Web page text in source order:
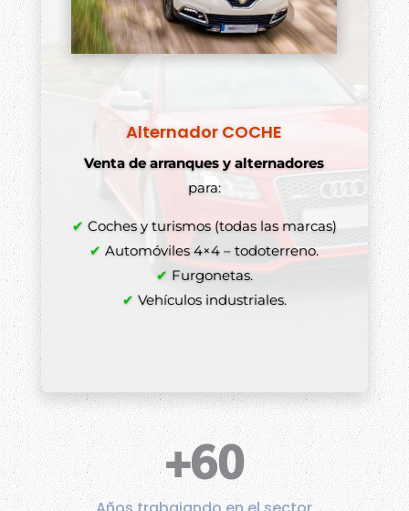
Alternador COCHE
Venta de arranques y alternadores
para:
✔ Coches y turismos (todas las marcas)
✔ Automóviles 4×4 – todoterreno.
✔ Furgonetas.
✔ Vehículos industriales.
+60